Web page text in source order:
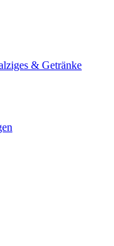
& Getränke